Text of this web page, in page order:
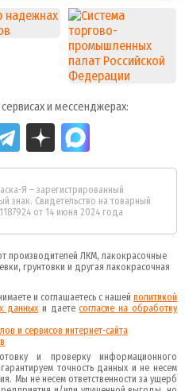
и мессенджерах:
Я – зарегистрированный
знак. Свидетельство на товарный
от 14 июня 2024 года
производителей ЛКМ, лакокрасочные
грунтовки и другая лакокрасочная
и соглашаетесь с нашей политикой
данных и даетеcогласие на обработку
и сервисов интернет-сайта
и проверку информационного
точность данных и не несем
Мы не несем ответственности за ущерб